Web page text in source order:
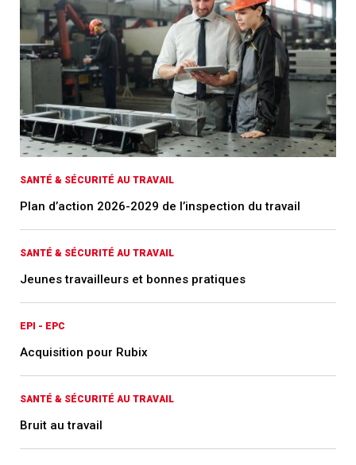
SANTÉ & SÉCURITÉ AU TRAVAIL
Plan d’action 2026-2029 de l’inspection du travail
SANTÉ & SÉCURITÉ AU TRAVAIL
Jeunes travailleurs et bonnes pratiques
EPI - EPC
Acquisition pour Rubix
SANTÉ & SÉCURITÉ AU TRAVAIL
Bruit au travail